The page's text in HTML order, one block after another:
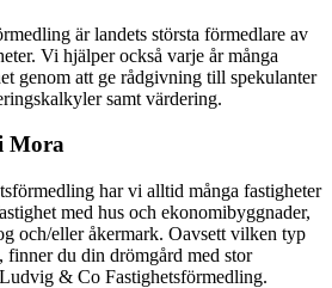
är landets största förmedlare av
Vi hjälper också varje år många
genom att ge rådgivning till spekulanter
samt värdering.
Mora
har vi alltid många fastigheter
med hus och ekonomibyggnader,
och/eller åkermark. Oavsett vilken typ
, finner du din drömgård med stor
& Co Fastighetsförmedling.